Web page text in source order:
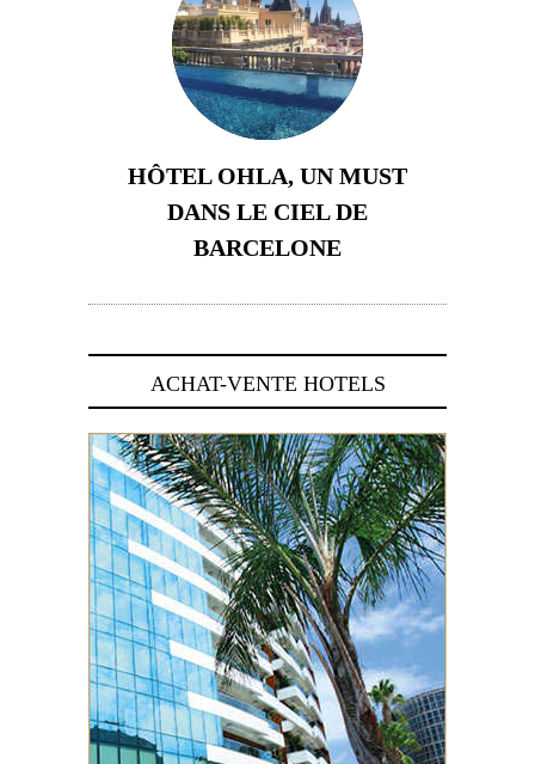
HÔTEL OHLA, UN MUST
DANS LE CIEL DE
BARCELONE
ACHAT-VENTE HOTELS